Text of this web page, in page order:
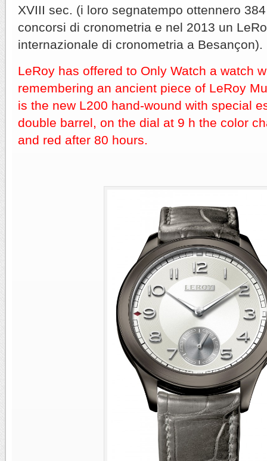
XVIII sec. (i loro segnatempo ottennero
concorsi di cronometria e nel 2013 un
internazionale di cronometria a Besançon).
LeRoy has offered to Only Watch a watch
remembering an ancient piece of LeRoy
is the new L200 hand-wound with special
double barrel, on the dial at 9 h the color
and red after 80 hours.